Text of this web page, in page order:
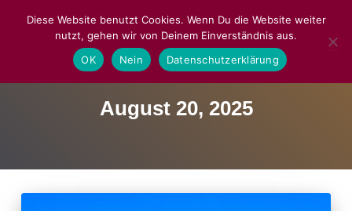
August 20, 2025
Diese Website benutzt Cookies. Wenn Du die Website weiter
nutzt, gehen wir von Deinem Einverständnis aus.
OK
Nein Datenschutzerklärung